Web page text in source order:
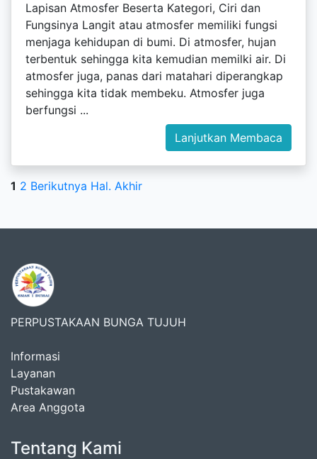
Lapisan Atmosfer Beserta Kategori, Ciri dan
Fungsinya Langit atau atmosfer memiliki fungsi
menjaga kehidupan di bumi. Di atmosfer, hujan
terbentuk sehingga kita kemudian memilki air. Di
atmosfer juga, panas dari matahari diperangkap
sehingga kita tidak membeku. Atmosfer juga
berfungsi ...
Lanjutkan Membaca
1 2 Berikutnya Hal. Akhir
PERPUSTAKAAN BUNGA TUJUH
Informasi
Layanan
Pustakawan
Area Anggota
Tentang Kami